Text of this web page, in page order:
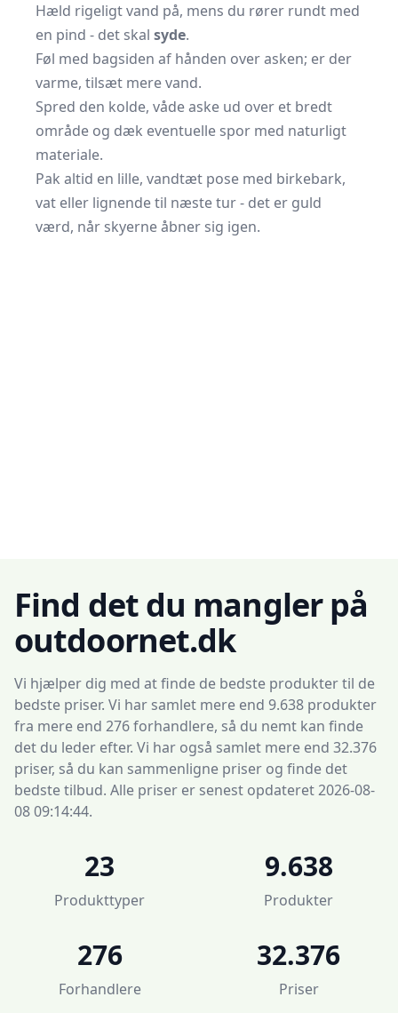
Hæld rigeligt vand på, mens du rører rundt med
en pind - det skal syde.
Føl med bagsiden af hånden over asken; er der
varme, tilsæt mere vand.
Spred den kolde, våde aske ud over et bredt
område og dæk eventuelle spor med naturligt
materiale.
Pak altid en lille, vandtæt pose med birkebark,
vat eller lignende til næste tur - det er guld
værd, når skyerne åbner sig igen.
Find det du mangler på
outdoornet.dk
Vi hjælper dig med at finde de bedste produkter til de
bedste priser. Vi har samlet mere end 9.638 produkter
fra mere end 276 forhandlere, så du nemt kan finde
det du leder efter. Vi har også samlet mere end 32.376
priser, så du kan sammenligne priser og finde det
bedste tilbud. Alle priser er senest opdateret 2026-08-
08 09:14:44.
23
Produkttyper
9.638
Produkter
276
Forhandlere
32.376
Priser